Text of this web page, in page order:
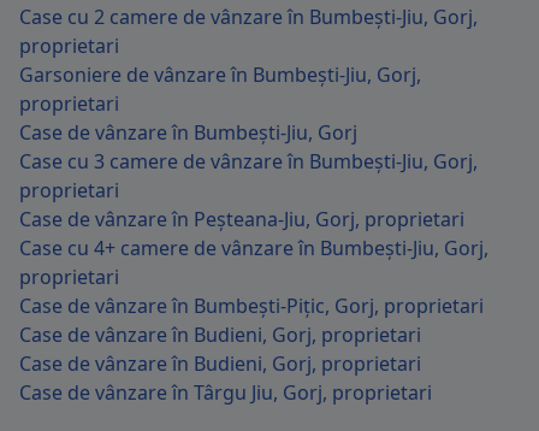
Case cu 2 camere de vânzare în Bumbești-Jiu, Gorj,
proprietari
Garsoniere de vânzare în Bumbești-Jiu, Gorj,
proprietari
Case de vânzare în Bumbești-Jiu, Gorj
Case cu 3 camere de vânzare în Bumbești-Jiu, Gorj,
proprietari
Case de vânzare în Peșteana-Jiu, Gorj, proprietari
Case cu 4+ camere de vânzare în Bumbești-Jiu, Gorj,
proprietari
Case de vânzare în Bumbești-Pițic, Gorj, proprietari
Case de vânzare în Budieni, Gorj, proprietari
Case de vânzare în Budieni, Gorj, proprietari
Case de vânzare în Târgu Jiu, Gorj, proprietari